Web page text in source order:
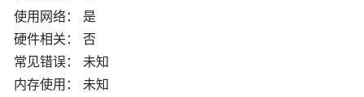
使用网络： 是
硬件相关： 否
常见错误： 未知
内存使用： 未知